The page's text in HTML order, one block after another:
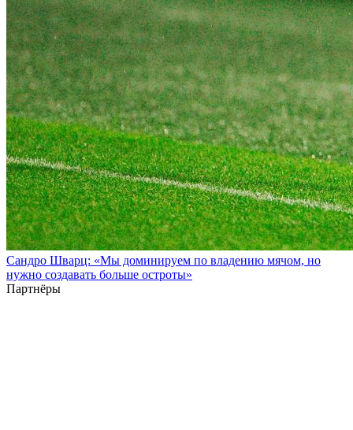
Сандро Шварц: «Мы доминируем по владению мячом, но
нужно создавать больше остроты»
Партнёры